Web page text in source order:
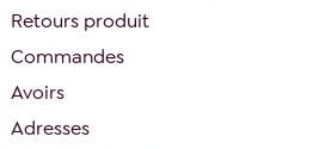
Retours produit
Commandes
Avoirs
Adresses